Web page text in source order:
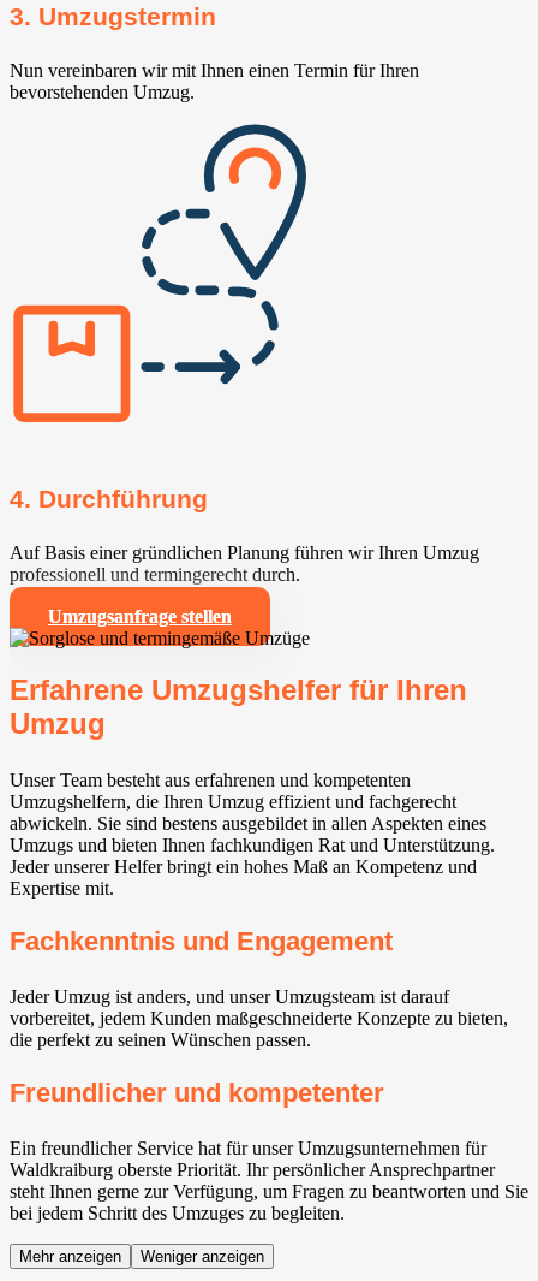
3. Umzugstermin
Nun vereinbaren wir mit Ihnen einen Termin für Ihren
bevorstehenden Umzug.
4. Durchführung
Auf Basis einer gründlichen Planung führen wir Ihren Umzug
professionell und termingerecht durch.
Umzugsanfrage stellen
Erfahrene Umzugshelfer für Ihren
Umzug
Unser Team besteht aus erfahrenen und kompetenten
Umzugshelfern, die Ihren Umzug effizient und fachgerecht
abwickeln. Sie sind bestens ausgebildet in allen Aspekten eines
Umzugs und bieten Ihnen fachkundigen Rat und Unterstützung.
Jeder unserer Helfer bringt ein hohes Maß an Kompetenz und
Expertise mit.
Fachkenntnis und Engagement
Jeder Umzug ist anders, und unser Umzugsteam ist darauf
vorbereitet, jedem Kunden maßgeschneiderte Konzepte zu bieten,
die perfekt zu seinen Wünschen passen.
Freundlicher und kompetenter
Ein freundlicher Service hat für unser Umzugsunternehmen für
Waldkraiburg oberste Priorität. Ihr persönlicher Ansprechpartner
steht Ihnen gerne zur Verfügung, um Fragen zu beantworten und Sie
bei jedem Schritt des Umzuges zu begleiten.
Mehr anzeigen Weniger anzeigen